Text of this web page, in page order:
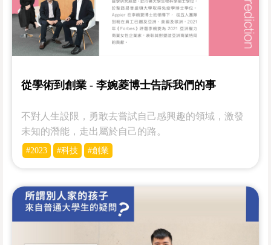
從學術到創業 - 李婉菱博士告訴我們的事
不對人生設限，勇敢去嘗試自己感興趣的領域，激發
未知的潛能，走出屬於自己的路。
#2023 #科技 #創業